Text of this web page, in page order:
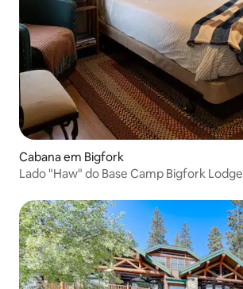
Cabana em Bigfork
Lado "Haw" do Base Camp Bigfork Lodge